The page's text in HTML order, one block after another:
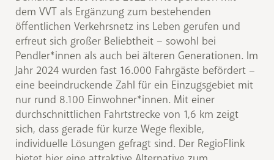
dem VVT als Ergänzung zum bestehenden
öffentlichen Verkehrsnetz ins Leben gerufen und
erfreut sich großer Beliebtheit – sowohl bei
Pendler*innen als auch bei älteren Generationen. Im
Jahr 2024 wurden fast 16.000 Fahrgäste befördert –
eine beeindruckende Zahl für ein Einzugsgebiet mit
nur rund 8.100 Einwohner*innen. Mit einer
durchschnittlichen Fahrtstrecke von 1,6 km zeigt
sich, dass gerade für kurze Wege flexible,
individuelle Lösungen gefragt sind. Der RegioFlink